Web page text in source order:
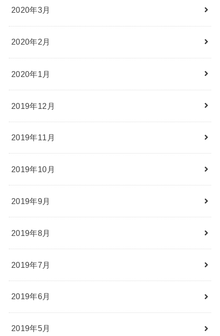
2020年3月
2020年2月
2020年1月
2019年12月
2019年11月
2019年10月
2019年9月
2019年8月
2019年7月
2019年6月
2019年5月